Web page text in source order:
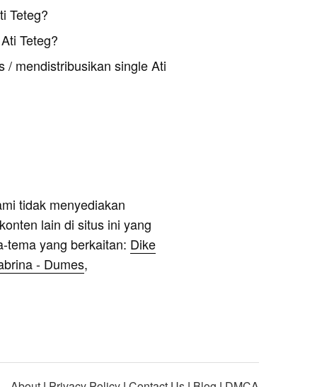
Teteg?
Teteg?
/ mendistribusikan single Ati
tidak menyediakan
lain di situs ini yang
tema yang berkaitan: Dike
- Dumes,